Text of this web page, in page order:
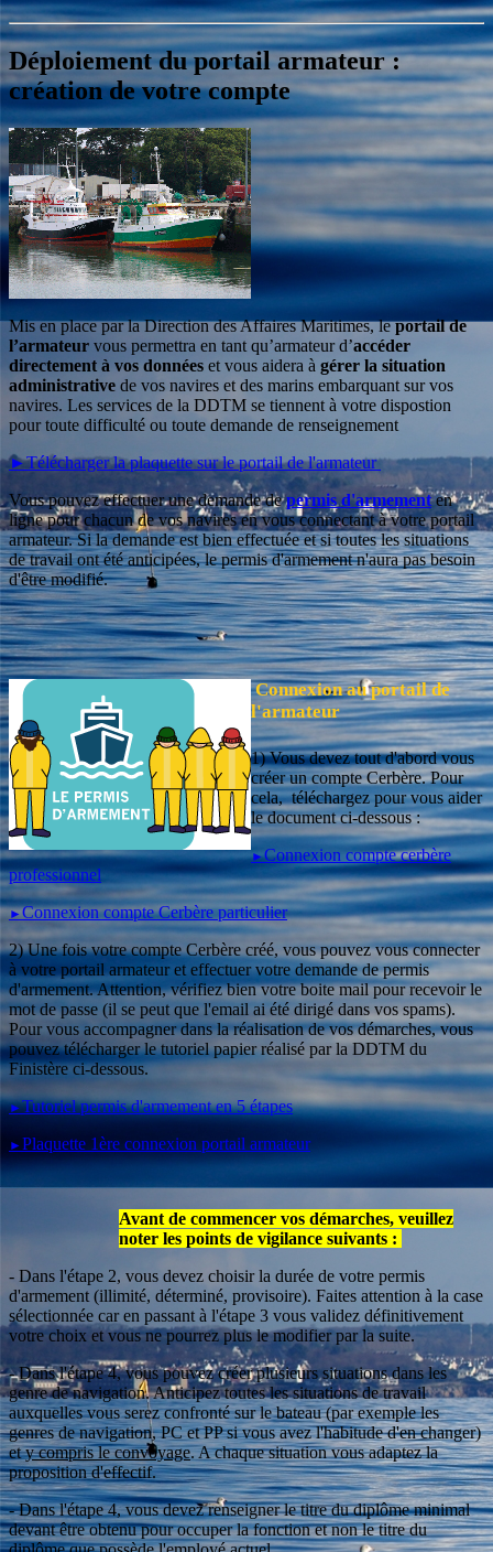
Déploiement du portail armateur :
création de votre compte
Mis en place par la Direction des Affaires Maritimes, leportail de
l’armateur vous permettra en tant qu’armateur d’accéder
directement à vos données et vous aidera à gérer la situation
administrative de vos navires et des marins embarquant sur vos
navires. Les services de la DDTM se tiennent à votre dispostion
pour toute difficulté ou toute demande de renseignement
►Télécharger la plaquette sur le portail de l'armateur
Vous pouvez effectuer une demande depermis d'armementen
ligne pour chacun de vos navires en vous connectant à votre portail
armateur. Si la demande est bien effectuée et si toutes les situations
de travail ont été anticipées, le permis d'armement n'aura pas besoin
d'être modifié.
Connexion au portail de
l'armateur
1) Vous devez tout d'abord vous
créer un compte Cerbère. Pour
cela, téléchargez pour vous aider
le document ci-dessous :
►Connexion compte cerbère
professionnel
►Connexion compte Cerbère particulier
2) Une fois votre compte Cerbère créé, vous pouvez vous connecter
à votre portail armateur et effectuer votre demande de permis
d'armement. Attention, vérifiez bien votre boite mail pour recevoir le
mot de passe (il se peut que l'email ai été dirigé dans vos spams).
Pour vous accompagner dans la réalisation de vos démarches, vous
pouvez télécharger le tutoriel papier réalisé par la DDTM du
Finistère ci-dessous.
►Tutoriel permis d'armement en 5 étapes
►Plaquette 1ère connexion portail armateur
Avant de commencer vos démarches, veuillez
noter les points de vigilance suivants :
- Dans l'étape 2, vous devez choisir la durée de votre permis
d'armement (illimité, déterminé, provisoire). Faites attention à la case
sélectionnée car en passant à l'étape 3 vous validez définitivement
votre choix et vous ne pourrez plus le modifier par la suite.
- Dans l'étape 4, vous pouvez créer plusieurs situations dans les
genre de navigation. Anticipez toutes les situations de travail
auxquelles vous serez confronté sur le bateau (par exemple les
genres de navigation, PC et PP si vous avez l'habitude d'en changer)
ety compris le convoyage. A chaque situation vous adaptez la
proposition d'effectif.
- Dans l'étape 4, vous devez renseigner le titre du diplôme minimal
devant être obtenu pour occuper la fonction et non le titre du